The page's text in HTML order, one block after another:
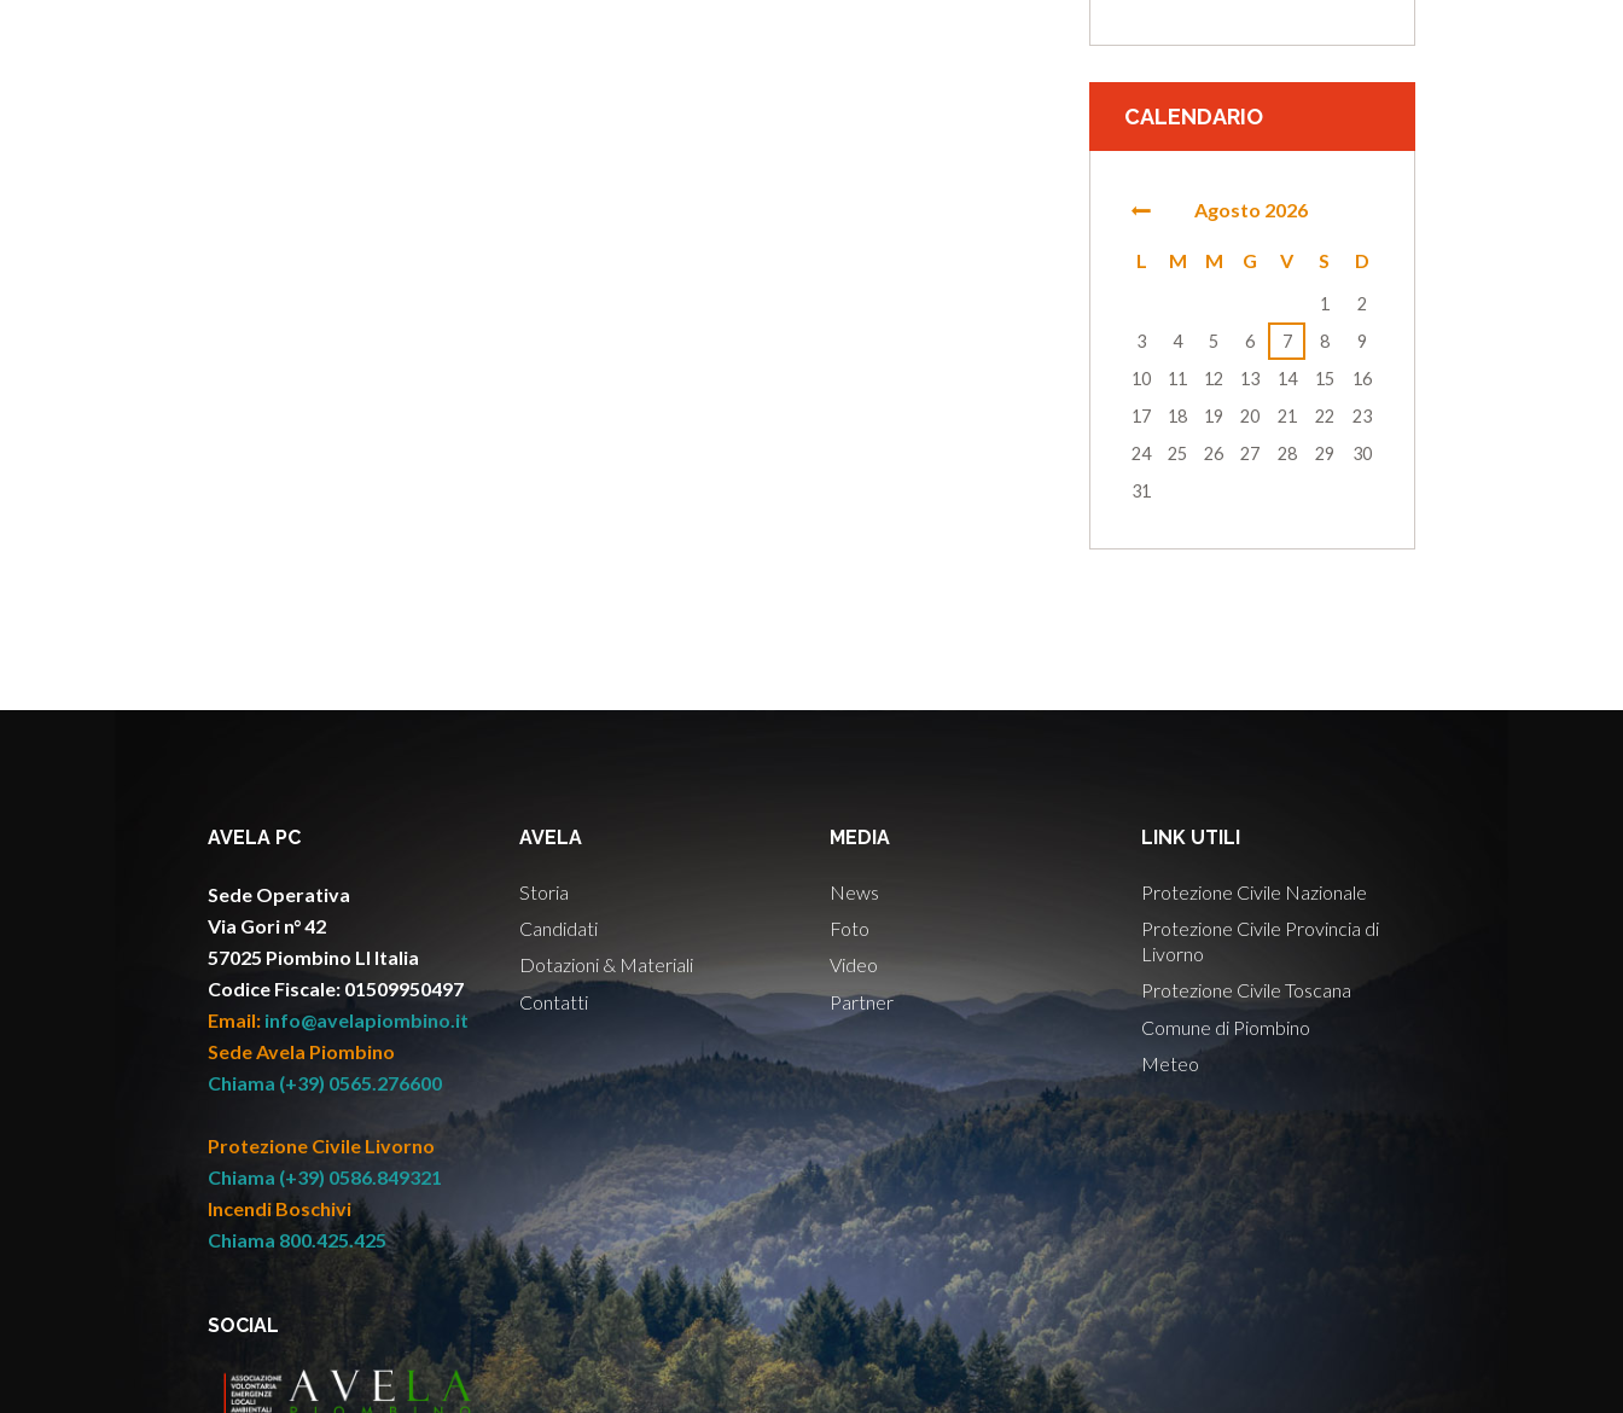
CALENDARIO
Agosto 2026
L M M G V S D
1
2
3
4 5 6 7 8
9
10
11 12 13 14 15
16
17
18 19 20 21 22
23
24
25 26 27 28 29
30
31
AVELA PC
Sede Operativa
Via Gori n° 42
57025 Piombino LI Italia
Codice Fiscale: 01509950497
Email: info@avelapiombino.it
Sede Avela Piombino
Chiama (+39) 0565.276600
Protezione Civile Livorno
Chiama (+39) 0586.849321
Incendi Boschivi
Chiama 800.425.425
AVELA
Storia
Candidati
Dotazioni & Materiali
Contatti
MEDIA
News
Foto
Video
Partner
LINK UTILI
Protezione Civile Nazionale
Protezione Civile Provincia di
Livorno
Protezione Civile Toscana
Comune di Piombino
Meteo
SOCIAL